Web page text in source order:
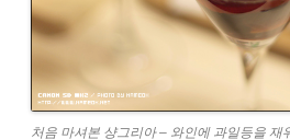
처음 마셔본 샹그리아 – 와인에 과일등을 재